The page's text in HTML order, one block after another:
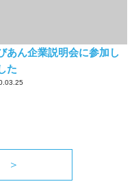
あん企業説明会に参加し
た
＞